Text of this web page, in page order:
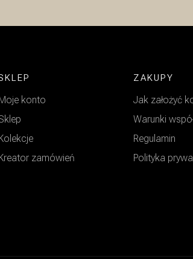
Moje konto
Kolekcje
Kreator zamówień
ZAKUPY
Jak założyć
Warunki
Regulamin
Polityka